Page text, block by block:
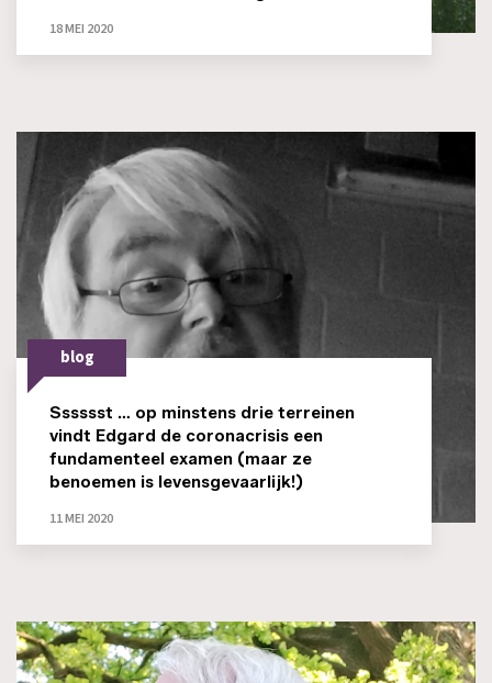
18 MEI 2020
blog
Sssssst … op minstens drie terreinen
vindt Edgard de coronacrisis een
fundamenteel examen (maar ze
benoemen is levensgevaarlijk!)
11 MEI 2020